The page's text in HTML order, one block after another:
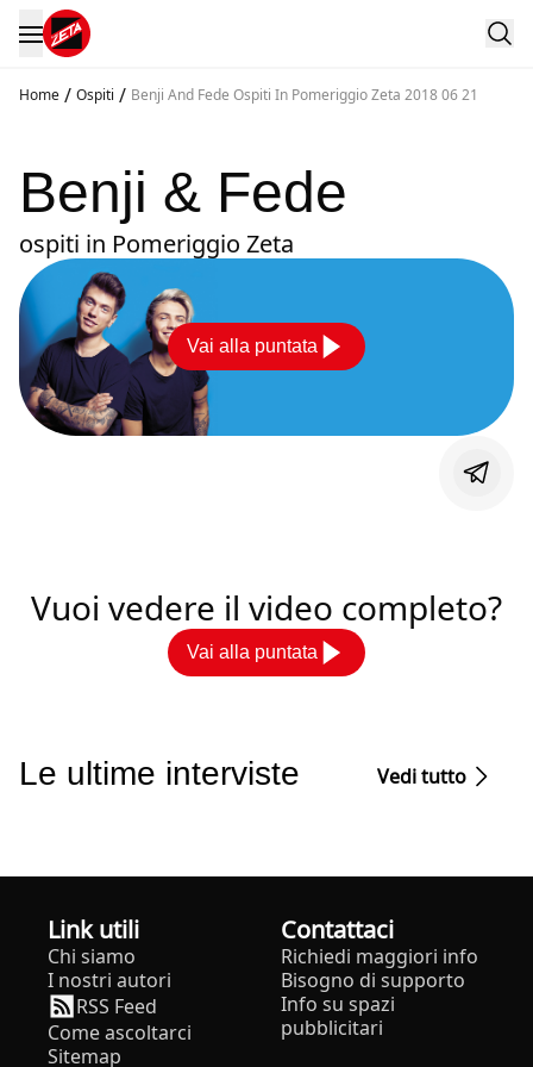
Home / Ospiti / Benji And Fede Ospiti In Pomeriggio Zeta 2018 06 21
Benji & Fede
ospiti in Pomeriggio Zeta
Vai alla puntata
Vuoi vedere il video completo?
Vai alla puntata
Le ultime interviste Vedi tutto
Link utili
Chi siamo
I nostri autori
RSS Feed
Come ascoltarci
Sitemap
Contattaci
Richiedi maggiori info
Bisogno di supporto
Info su spazi
pubblicitari